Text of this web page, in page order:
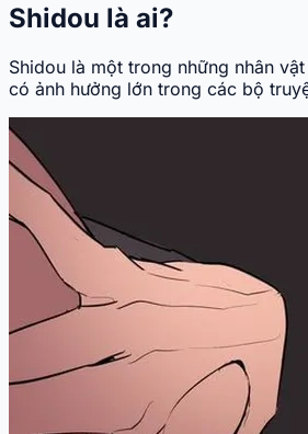
Shidou là ai?
Shidou là một trong những nhân
có ảnh hưởng lớn trong các bộ